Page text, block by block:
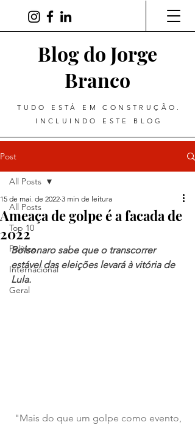
Blog do Jorge
Branco
TUDO ESTÁ EM CONSTRUÇÃO.
INCLUINDO ESTE BLOG
Post
All Posts
Top 10
Política
Internacional
Geral
All Posts
Ameaça de golpe é a facada de
2022
15 de mai. de 2022 3 min de leitura
Bolsonaro sabe que o transcorrer
estável das eleições levará à vitória de
Lula.
"Mais do que um golpe como evento,